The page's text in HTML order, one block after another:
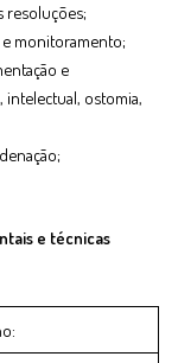
resoluções;
e monitoramento;
e
intelectual, ostomia,
e técnicas